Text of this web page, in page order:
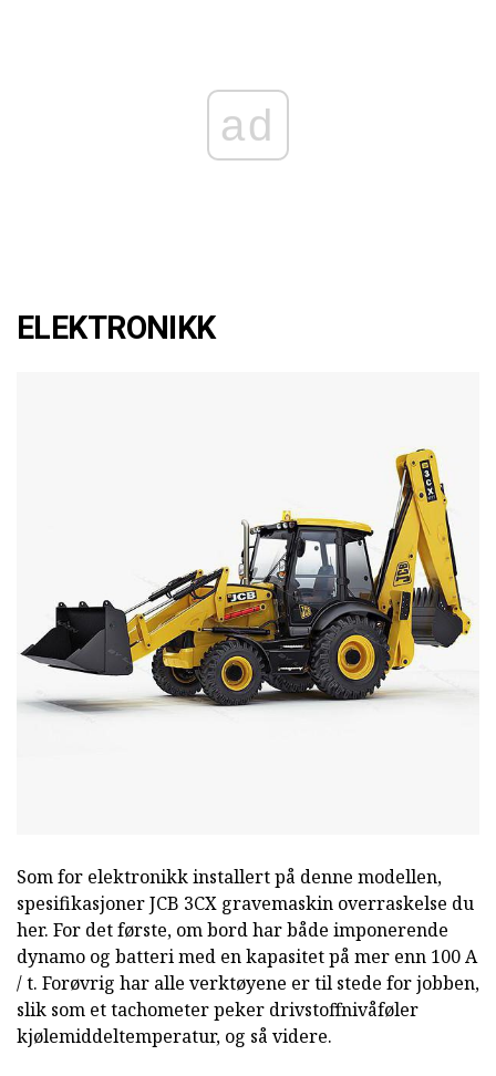
ad
ELEKTRONIKK
Som for elektronikk installert på denne modellen,
spesifikasjoner JCB 3CX gravemaskin overraskelse du
her. For det første, om bord har både imponerende
dynamo og batteri med en kapasitet på mer enn 100 A
/ t. Forøvrig har alle verktøyene er til stede for jobben,
slik som et tachometer peker drivstoffnivåføler
kjølemiddeltemperatur, og så videre.